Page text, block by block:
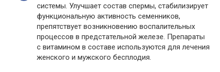
системы. Улучшает состав спермы, стабилизирует
функциональную активность семенников,
препятствует возникновению воспалительных
процессов в предстательной железе. Препараты
с витамином в составе используются для лечения
женского и мужского бесплодия.